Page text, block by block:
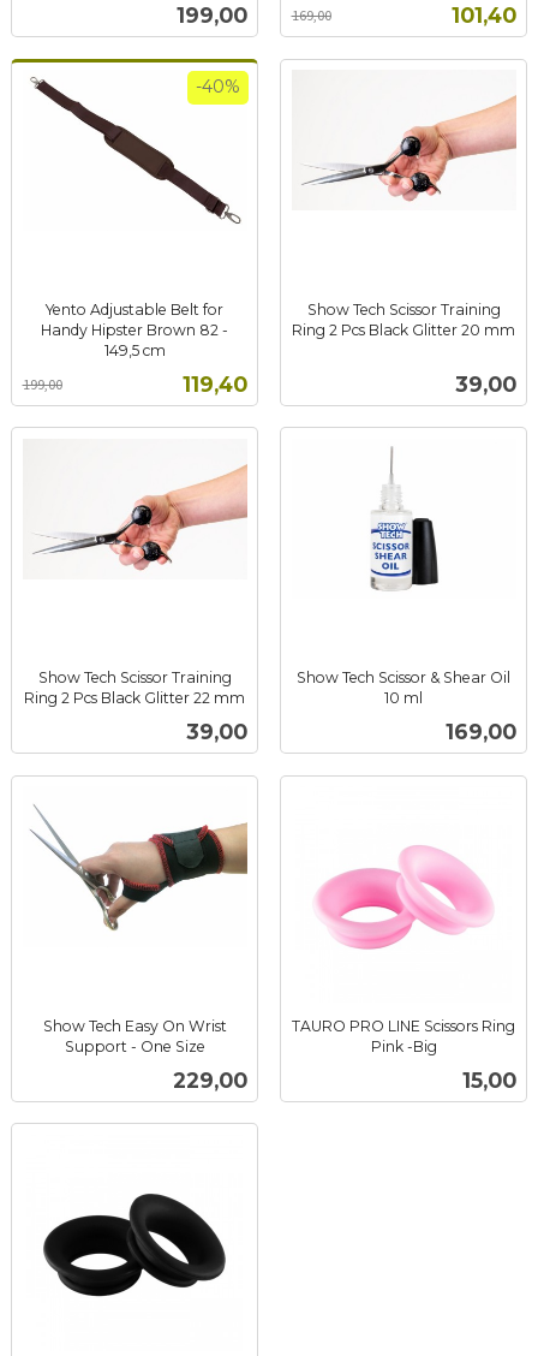
Pris
199,00 Tilbud
101,40
169,00
mva.
Yento Adjustable Belt for
Handy Hipster Brown 82 -
149,5 cm
Tilbud
119,40
199,00
-40%
mva.
Show Tech Scissor Training
Ring 2 Pcs Black Glitter 20 mm
Pris
39,00
Show Tech Scissor Training
Ring 2 Pcs Black Glitter 22 mm
Pris
39,00
Show Tech Scissor & Shear Oil
10 ml
Pris
169,00
Show Tech Easy On Wrist
Support - One Size
Pris
229,00
TAURO PRO LINE Scissors Ring
Pink -Big
Pris
15,00